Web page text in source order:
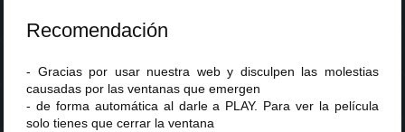
Recomendación
- Gracias por usar nuestra web y disculpen las molestias
causadas por las ventanas que emergen
- de forma automática al darle a PLAY. Para ver la película
solo tienes que cerrar la ventana